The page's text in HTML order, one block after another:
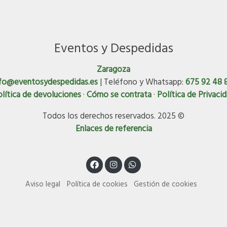
Eventos y Despedidas
Zaragoza
| Teléfono y Whatsapp:675 92 48
de devoluciones·Cómo se contrata· Política de
Todos los derechos reservados. 2025 ©
Enlaces de referencia
Aviso legal Política de cookies Gestión de cookies